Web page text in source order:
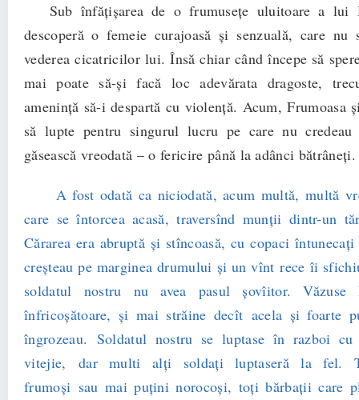
Sub înfățișarea de o frumusețe uluitoare a lui
descoperă o femeie curajoasă și senzuală, care nu
vederea cicatricilor lui. Însă chiar când începe să
mai poate să-și facă loc adevărata dragoste,
amenință să-i despartă cu violență. Acum, Frumoasa
să lupte pentru singurul lucru pe care nu
găsească vreodată – o fericire până la adânci bătrâneți.
A fost odată ca niciodată, acum multă, multă
care se întorcea acasă, traversînd munții dintr-un
Cărarea era abruptă și stîncoasă, cu copaci
creșteau pe marginea drumului și un vînt rece îi
soldatul nostru nu avea pasul șovîitor.
înfricoșătoare, și mai străine decît acela și foarte
îngrozeau. Soldatul nostru se luptase în razboi
vitejie, dar multi alți soldați luptaseră la fel.
frumoși sau mai puțini norocoși, toți bărbații care